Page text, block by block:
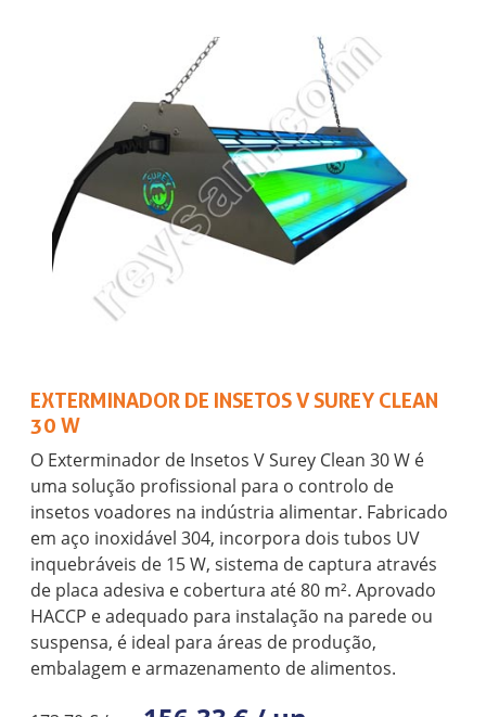
EXTERMINADOR DE INSETOS V SUREY CLEAN
30 W
O Exterminador de Insetos V Surey Clean 30 W é
uma solução profissional para o controlo de
insetos voadores na indústria alimentar. Fabricado
em aço inoxidável 304, incorpora dois tubos UV
inquebráveis de 15 W, sistema de captura através
de placa adesiva e cobertura até 80 m². Aprovado
HACCP e adequado para instalação na parede ou
suspensa, é ideal para áreas de produção,
embalagem e armazenamento de alimentos.